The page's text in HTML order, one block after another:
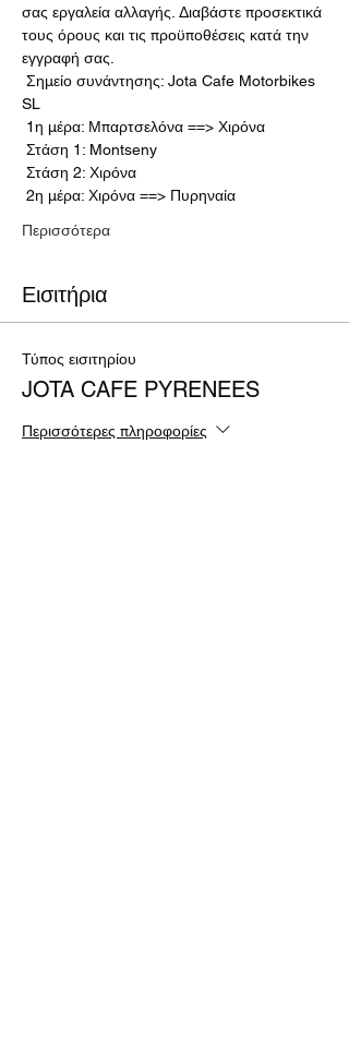
σας εργαλεία αλλαγής. Διαβάστε προσεκτικά
τους όρους και τις προϋποθέσεις κατά την
εγγραφή σας.
SL
1η μέρα: Μπαρτσελόνα ==> Χιρόνα
Στάση 1: Montseny
Στάση 2: Χιρόνα
2η μέρα: Χιρόνα ==> Πυρηναία
Περισσότερα
Εισιτήρια
Τύπος εισιτηρίου
JOTA CAFE PYRENEES
Περισσότερες πληροφορίες